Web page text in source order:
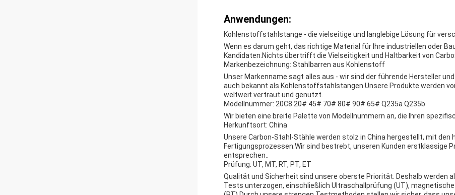
Anwendungen:
Kohlenstoffstahlstange - die vielseitige und langlebige Lösung für
Wenn es darum geht, das richtige Material für Ihre industriellen oder
Kandidaten.Nichts übertrifft die Vielseitigkeit und Haltbarkeit von
Markenbezeichnung: Stahlbarren aus Kohlenstoff
Unser Markenname sagt alles aus - wir sind der führende Hersteller
auch bekannt als Kohlenstoffstahlstangen.Unsere Produkte werden
weltweit vertraut und genutzt.
Modellnummer: 20C8 20# 45# 70# 80# 90# 65# Q235a Q235b
Wir bieten eine breite Palette von Modellnummern an, die Ihren
Herkunftsort: China
Unsere Carbon-Stahl-Stähle werden stolz in China hergestellt, mit
Fertigungsprozessen.Wir sind bestrebt, unseren Kunden erstklassige
entsprechen..
Prüfung: UT, MT, RT, PT, ET
Qualität und Sicherheit sind unsere oberste Priorität. Deshalb
Tests unterzogen, einschließlich Ultraschallprüfung (UT),